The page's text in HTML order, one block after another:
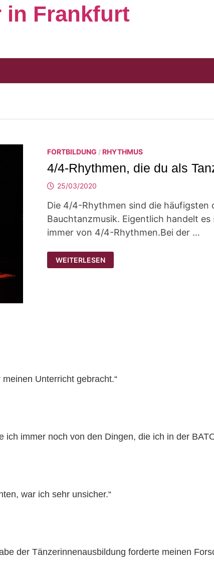
in Frankfurt
FORTBILDUNG /RHYTHMUS
4/4-Rhythmen, die du als
25/03/2020
Die 4/4-Rhythmen sind die häufigsten
Bauchtanzmusik. Eigentlich handelt
immer von 4/4-Rhythmen.Bei der …
4/4-
RHYTHMEN,
DIE
WEITERLESEN
Unterricht gebracht.“
ich immer noch von den Dingen, die ich in der
war ich sehr unsicher.“
der Tänzerinnenausbildung forderte meinen